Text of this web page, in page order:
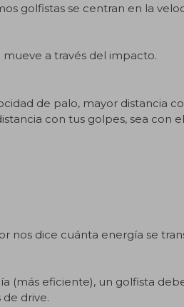
golfistas se centran en la
el palo se mueve a
de palo, mayor distancia
con tus golpes, sea con
nos dice cuánta energía se
(más eficiente), un golfista
drive.